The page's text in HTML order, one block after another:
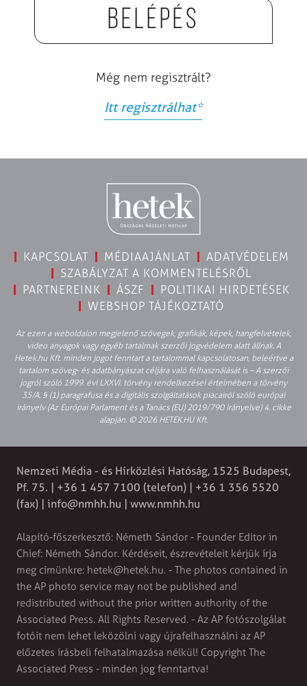
Belépés
Még nem regisztrált?
Itt regisztrálhat*
KAPCSOLAT MÉDIAAJÁNLAT
ADATVÉDELEM
SZABÁLYZAT A KOMMENTELÉSRŐL
PARTNEREINK
ÁSZF
POLITIKAI HIRDETÉSEK
WEBSHOP TÁJÉKOZTATÓ
Az ezen a weboldalon megjelenő szövegek, grafikák, képek, hangfelvételek,
video anyagok vagy egyéb tartalmak szerzői jogvédelem alatt állnak. A
Hetek.hu Kft. minden jogot fenntart a tartalommal kapcsolatosan, beleértve a
tartalom szöveg- és adatbányászat céljára való felhasználását is – A szerzői
jogról szóló 1999. évi LXXVI. törvény rendelkezései értelmében a törvény
35/A. § (1) paragrafusa és a digitális szolgáltatások piacairól szóló európai
irányelv (Az Európai Parlament és a Tanács (EU) 2019/790 Irányelve) 4. cikke
alapján. © 2026 HETEK.HU Kft.
Nemzeti Média - és Hírközlési Hatóság, 1525 Budapest,
Pf. 75. | +36 1 457 7100 (telefon) | +36 1 356 5520
(fax) | info@nmhh.hu | www.nmhh.hu
Alapító-főszerkesztő: Németh Sándor - Founder Editor in
Chief: Németh Sándor. Kérdéseit, észrevételeit kérjük írja
meg címünkre: hetek@hetek.hu. - The photos contained in
the AP photo service may not be published and
redistributed without the prior written authority of the
Associated Press. All Rights Reserved. - Az AP fotószolgálat
fotóit nem lehet leközölni vagy újrafelhasználni az AP
előzetes írásbeli felhatalmazása nélkül! Copyright The
Associated Press - minden jog fenntartva!